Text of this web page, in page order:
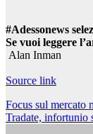
#Adessonews
Se vuoi leggere
Alan Inman
Source link
Navigazione
articoli
Focus sul mercato
Tradate, infortunio